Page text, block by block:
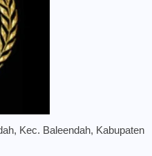
Kec. Baleendah, Kabupaten